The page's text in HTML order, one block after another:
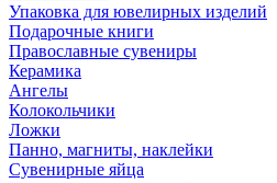
Упаковка для ювелирных изделий
Подарочные книги
Православные сувениры
Керамика
Ангелы
Колокольчики
Ложки
Панно, магниты, наклейки
Сувенирные яйца